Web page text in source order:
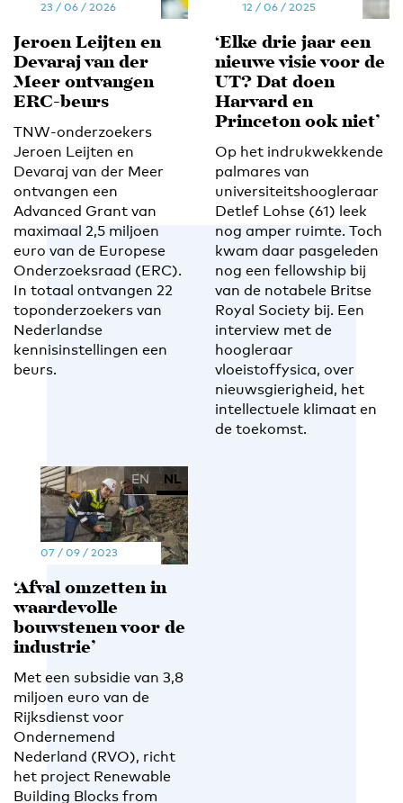
23 / 06 / 2026
Jeroen Leijten en
Devaraj van der
Meer ontvangen
ERC-beurs
TNW-onderzoekers
Jeroen Leijten en
Devaraj van der Meer
ontvangen een
Advanced Grant van
maximaal 2,5 miljoen
euro van de Europese
Onderzoeksraad (ERC).
In totaal ontvangen 22
toponderzoekers van
Nederlandse
kennisinstellingen een
beurs.
12 / 06 / 2025
‘Elke drie jaar een
nieuwe visie voor de
UT? Dat doen
Harvard en
Princeton ook niet’
Op het indrukwekkende
palmares van
universiteitshoogleraar
Detlef Lohse (61) leek
nog amper ruimte. Toch
kwam daar pasgeleden
nog een fellowship bij
van de notabele Britse
Royal Society bij. Een
interview met de
hoogleraar
vloeistoffysica, over
nieuwsgierigheid, het
intellectuele klimaat en
de toekomst.
EN NL
07 / 09 / 2023
‘Afval omzetten in
waardevolle
bouwstenen voor de
industrie’
Met een subsidie van 3,8
miljoen euro van de
Rijksdienst voor
Ondernemend
Nederland (RVO), richt
het project Renewable
Building Blocks from